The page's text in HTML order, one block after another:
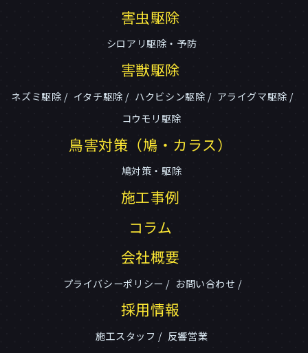
害虫駆除
シロアリ駆除・予防
害獣駆除
ネズミ駆除 イタチ駆除 ハクビシン駆除
アライグマ駆除
コウモリ駆除
鳥害対策（鳩・カラス）
鳩対策・駆除
施工事例
コラム
会社概要
プライバシーポリシー お問い合わせ
採用情報
施工スタッフ 反響営業